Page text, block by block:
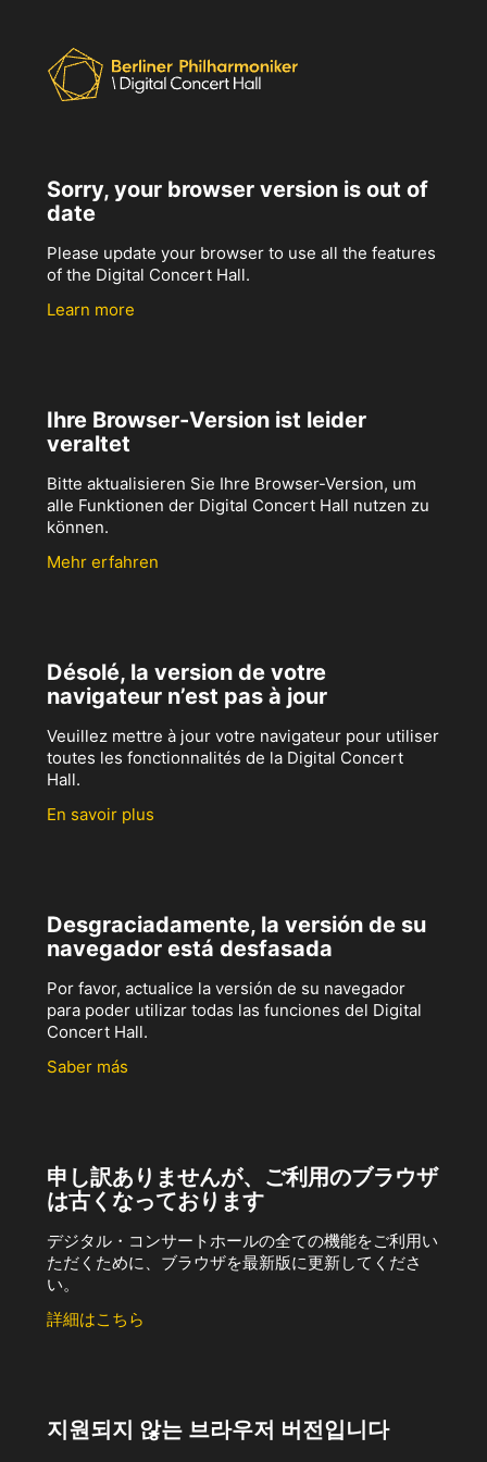
Sorry, your browser version is out of
date
Please update your browser to use all the features
of the Digital Concert Hall.
Learn more
Ihre Browser-Version ist leider
veraltet
Bitte aktualisieren Sie Ihre Browser-Version, um
alle Funktionen der Digital Concert Hall nutzen zu
können.
Mehr erfahren
Désolé, la version de votre
navigateur n’est pas à jour
Veuillez mettre à jour votre navigateur pour utiliser
toutes les fonctionnalités de la Digital Concert
Hall.
En savoir plus
Desgraciadamente, la versión de su
navegador está desfasada
Por favor, actualice la versión de su navegador
para poder utilizar todas las funciones del Digital
Concert Hall.
Saber más
申し訳ありませんが、ご利用のブラウザ
は古くなっております
デジタル・コンサートホールの全ての機能をご利用い
ただくために、ブラウザを最新版に更新してくださ
い。
詳細はこちら
지원되지 않는 브라우저 버전입니다